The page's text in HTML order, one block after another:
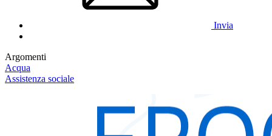
Invia
Argomenti
Acqua
Assistenza sociale